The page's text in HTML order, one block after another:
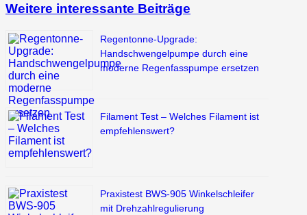
Weitere interessante Beiträge
Regentonne-Upgrade:
Handschwengelpumpe durch eine
moderne Regenfasspumpe ersetzen
Filament Test – Welches Filament ist
empfehlenswert?
Praxistest BWS-905 Winkelschleifer
mit Drehzahlregulierung